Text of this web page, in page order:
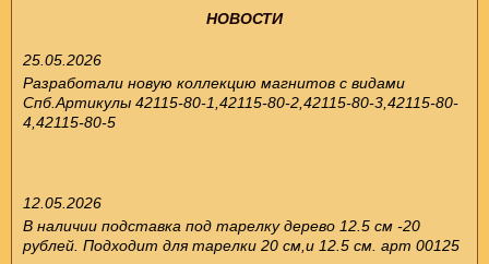
НОВОСТИ
25.05.2026
Разработали новую коллекцию магнитов с видами
Спб.Артикулы 42115-80-1,42115-80-2,42115-80-3,42115-80-
4,42115-80-5
12.05.2026
В наличии подставка под тарелку дерево 12.5 см -20
рублей. Подходит для тарелки 20 см,и 12.5 см. арт 00125